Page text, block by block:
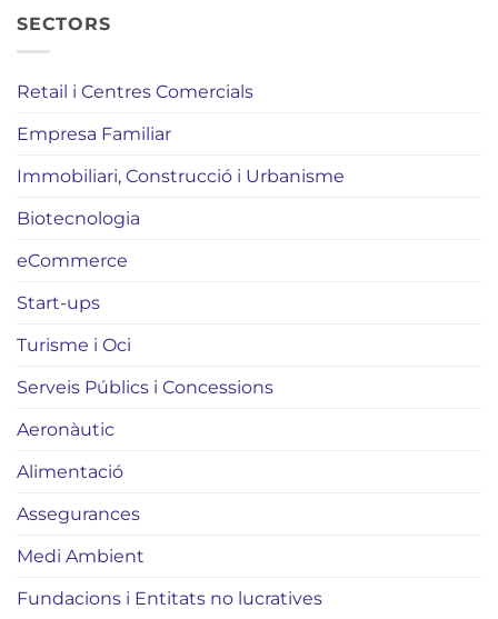
SECTORS
Retail i Centres Comercials
Empresa Familiar
Immobiliari, Construcció i Urbanisme
Biotecnologia
eCommerce
Start-ups
Turisme i Oci
Serveis Públics i Concessions
Aeronàutic
Alimentació
Assegurances
Medi Ambient
Fundacions i Entitats no lucratives